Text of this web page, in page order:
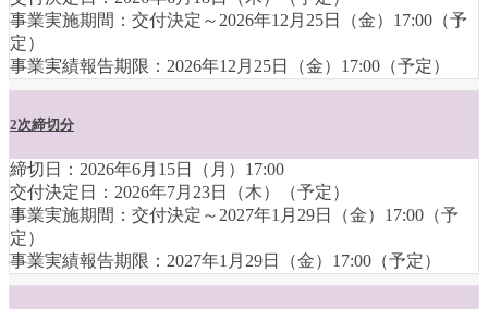
事業実施期間：交付決定～2026年12月25日（金）17:00（予
定）
事業実績報告期限：2026年12月25日（金）17:00（予定）
2次締切分
締切日：2026年6月15日（月）17:00
交付決定日：2026年7月23日（木）（予定）
事業実施期間：交付決定～2027年1月29日（金）17:00（予
定）
事業実績報告期限：2027年1月29日（金）17:00（予定）